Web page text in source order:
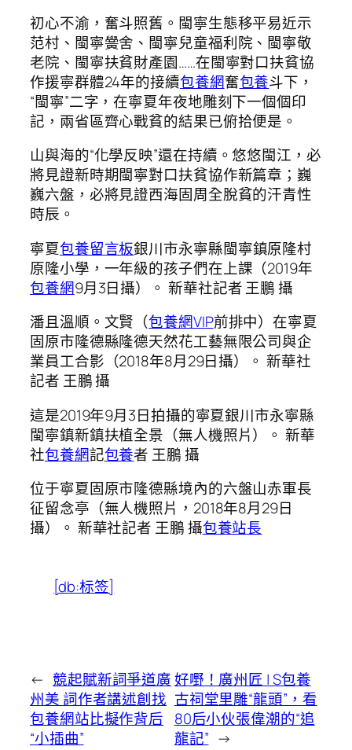
初心不渝，奮斗照舊。閩寧生態移平易近示
范村、閩寧黌舍、閩寧兒童福利院、閩寧敬
老院、閩寧扶貧財產園……在閩寧對口扶貧協
作援寧群體24年的接續包養網奮包養斗下，
“閩寧”二字，在寧夏年夜地雕刻下一個個印
記，兩省區齊心戰貧的結果已俯拾便是。
山與海的“化學反映”還在持續。悠悠閩江，必
將見證新時期閩寧對口扶貧協作新篇章；巍
巍六盤，必將見證西海固周全脫貧的汗青性
時辰。
寧夏包養留言板銀川市永寧縣閩寧鎮原隆村
原隆小學，一年級的孩子們在上課（2019年
包養網9月3日攝）。 新華社記者 王鵬 攝
潘且溫順。文賢（包養網VIP前排中）在寧夏
固原市隆德縣隆德天然花工藝無限公司與企
業員工合影（2018年8月29日攝）。 新華社
記者 王鵬 攝
這是2019年9月3日拍攝的寧夏銀川市永寧縣
閩寧鎮新鎮扶植全景（無人機照片）。 新華
社包養網記包養者 王鵬 攝
位于寧夏固原市隆德縣境內的六盤山赤軍長
征留念亭（無人機照片，2018年8月29日
攝）。 新華社記者 王鵬 攝包養站長
[db:标签]
← 競起賦新詞爭道廣
州美 詞作者講述創找
包養網站比擬作背后
“小插曲”
好嘢！廣州匠 | S包養
古祠堂里雕“龍頭”，看
80后小伙張偉潮的“追
龍記” →